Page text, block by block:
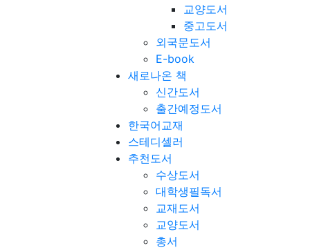
교양도서
중고도서
외국문도서
E-book
새로나온 책
신간도서
출간예정도서
한국어교재
스테디셀러
추천도서
수상도서
대학생필독서
교재도서
교양도서
총서